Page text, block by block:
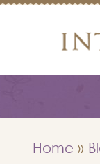
Home »